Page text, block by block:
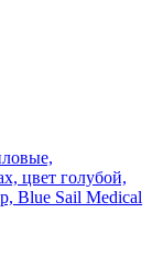
цвет голубой,
Blue Sail Medical